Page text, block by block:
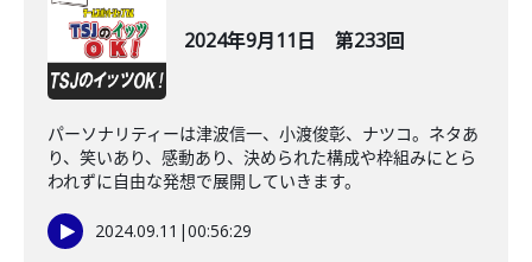
2024年9月11日 第233回
パーソナリティーは津波信一、小渡俊彰、ナツコ。ネタあ
り、笑いあり、感動あり、決められた構成や枠組みにとら
われずに自由な発想で展開していきます。
2024.09.11 |00:56:29